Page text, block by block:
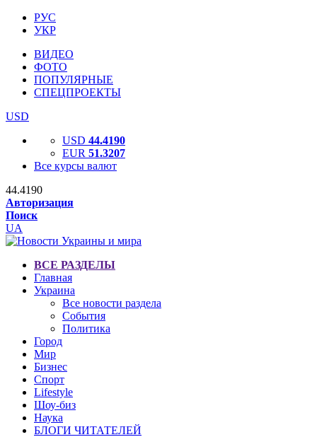
РУС
УКР
ВИДЕО
ФОТО
ПОПУЛЯРНЫЕ
СПЕЦПРОЕКТЫ
USD
USD 44.4190
EUR 51.3207
Все курсы валют
44.4190
Авторизация
Поиск
UA
ВСЕ РАЗДЕЛЫ
Главная
Украина
Все новости раздела
События
Политика
Город
Мир
Бизнес
Спорт
Lifestyle
Шоу-биз
Наука
БЛОГИ ЧИТАТЕЛЕЙ